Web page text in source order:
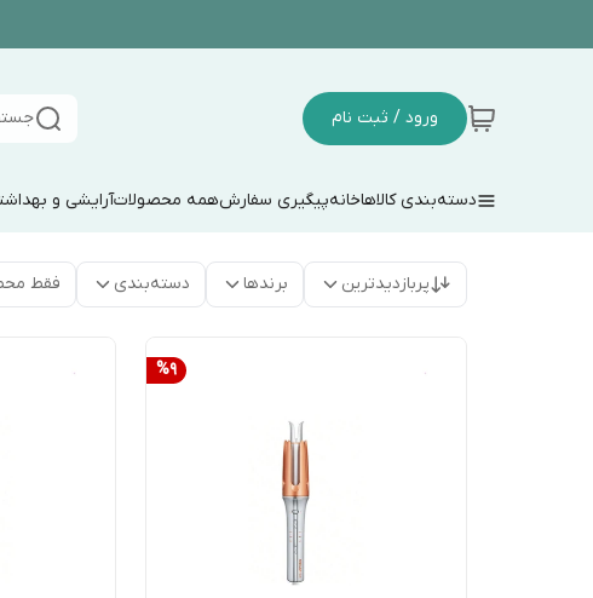
ورود / ثبت نام
دسته‌بندی کالاهاخانهپیگیری سفارشهمه محصولاتآرایشی و
پربازدیدترین برندها دسته‌بندی فقط
%9